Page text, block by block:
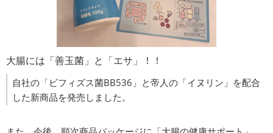
大腸には「善玉菌」と「エサ」！！
自社の「ビフィズス菌BB536」と帝人の「イヌリン」を配合
した新商品を発売しました。